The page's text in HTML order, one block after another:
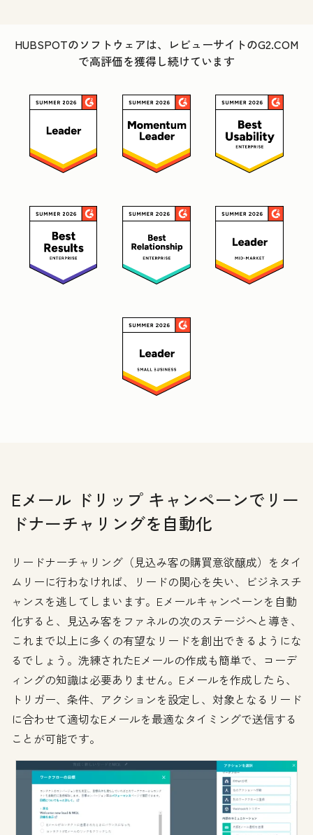
HUBSPOTのソフトウェアは、レビューサイトのG2.COM
で高評価を獲得し続けています
Eメール ドリップ キャンペーンでリー
ドナーチャリングを自動化
リードナーチャリング（見込み客の購買意欲醸成）をタイ
ムリーに行わなければ、リードの関心を失い、ビジネスチ
ャンスを逃してしまいます。Eメールキャンペーンを自動
化すると、見込み客をファネルの次のステージへと導き、
これまで以上に多くの有望なリードを創出できるようにな
るでしょう。洗練されたEメールの作成も簡単で、コーデ
ィングの知識は必要ありません。Eメールを作成したら、
トリガー、条件、アクションを設定し、対象となるリード
に合わせて適切なEメールを最適なタイミングで送信する
ことが可能です。